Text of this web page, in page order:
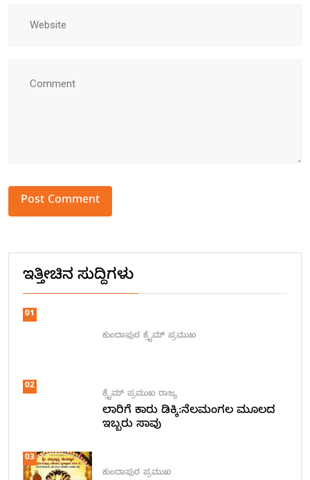
ಇತ್ತೀಚಿನ ಸುದ್ದಿಗಳು
01
ಕುಂದಾಪುರ ಕ್ರೈಮ್ ಪ್ರಮುಖ
02
ಕ್ರೈಮ್ ಪ್ರಮುಖ ರಾಜ್ಯ
ಲಾರಿಗೆ ಕಾರು ಡಿಕ್ಕಿ:ನೆಲಮಂಗಲ ಮೂಲದ
ಇಬ್ಬರು ಸಾವು
03
ಕುಂದಾಪುರ ಪ್ರಮುಖ